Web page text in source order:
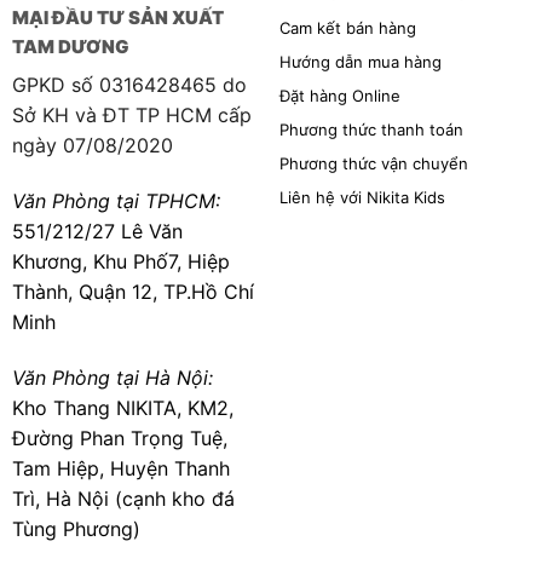
Tính Năng Ghế Ăn Dặm Đa Năng, An Toàn Cho Bé
MẠI ĐẦU TƯ SẢN XUẤT
TAM DƯƠNG
GPKD số 0316428465 do
Sở KH và ĐT TP HCM cấp
ngày 07/08/2020
Văn Phòng tại TPHCM:
551/212/27 Lê Văn
Khương, Khu Phố7, Hiệp
Thành, Quận 12, TP.Hồ Chí
Minh
Văn Phòng tại Hà Nội:
Kho Thang NIKITA, KM2,
Đường Phan Trọng Tuệ,
Tam Hiệp, Huyện Thanh
Trì, Hà Nội (cạnh kho đá
Tùng Phương)
Cam kết bán hàng
Hướng dẫn mua hàng
Đặt hàng Online
Phương thức thanh toán
Phương thức vận chuyển
Liên hệ với Nikita Kids